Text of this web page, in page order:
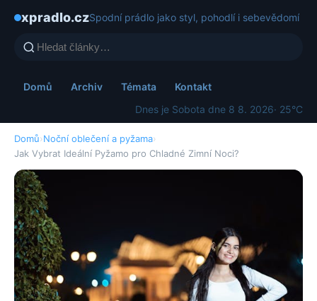
xpradlo.czSpodní prádlo jako styl, pohodlí i sebevědomí
Domů Archiv Témata
Kontakt
Dnes je Sobota dne 8 8. 2026· 25°C
Domů›Noční oblečení a pyžama›
Jak Vybrat Ideální Pyžamo pro Chladné Zimní Noci?